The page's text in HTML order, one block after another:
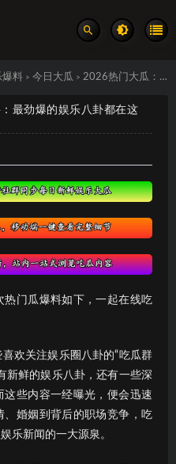
爆料 > 今日大瓜 > 2026热门大瓜：吃瓜网51爆料：最劲爆的娱乐八卦都在这里！ 真实事件汇总
最劲爆的娱乐八卦都在这
门瓜爆料如下，一起在线吃
欢关注娱乐圈八卦的“吃瓜群
新鲜的娱乐八卦，还有一些深
这些内容一经曝光，便会迅速
、婚姻到背后的职场竞争，吃
乐新闻的一大源泉。